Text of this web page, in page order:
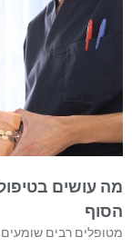
מה עושים
הסוף
מטופלים רבים